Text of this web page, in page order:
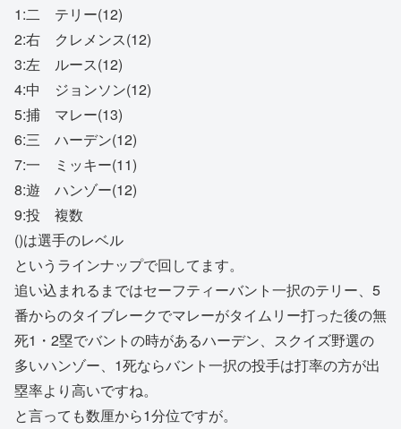
1:二 テリー(12)
2:右 クレメンス(12)
3:左 ルース(12)
4:中 ジョンソン(12)
5:捕 マレー(13)
6:三 ハーデン(12)
7:一 ミッキー(11)
8:遊 ハンゾー(12)
9:投 複数
()は選手のレベル
というラインナップで回してます。
追い込まれるまではセーフティーバント一択のテリー、5
番からのタイブレークでマレーがタイムリー打った後の無
死1・2塁でバントの時があるハーデン、スクイズ野選の
多いハンゾー、1死ならバント一択の投手は打率の方が出
塁率より高いですね。
と言っても数厘から1分位ですが。